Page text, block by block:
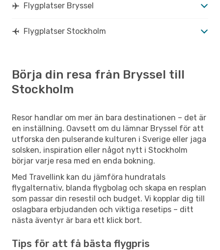
Flygplatser Bryssel
Flygplatser Stockholm
Börja din resa från Bryssel till
Stockholm
Resor handlar om mer än bara destinationen – det är
en inställning. Oavsett om du lämnar Bryssel för att
utforska den pulserande kulturen i Sverige eller jaga
solsken, inspiration eller något nytt i Stockholm
börjar varje resa med en enda bokning.
Med Travellink kan du jämföra hundratals
flygalternativ, blanda flygbolag och skapa en resplan
som passar din resestil och budget. Vi kopplar dig till
oslagbara erbjudanden och viktiga resetips – ditt
nästa äventyr är bara ett klick bort.
Tips för att få bästa flygpris